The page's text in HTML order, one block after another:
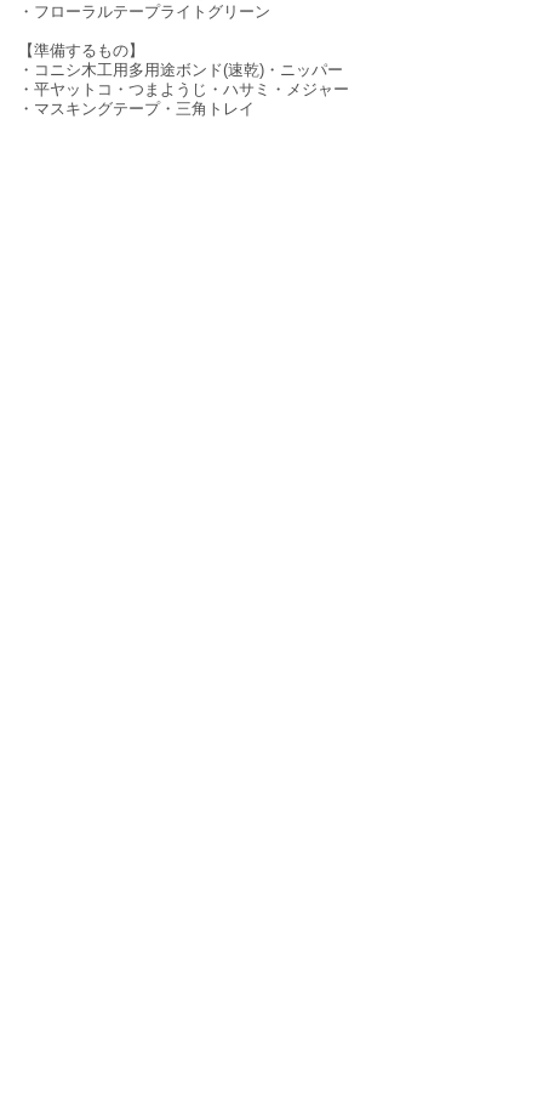
・フローラルテープライトグリーン
【準備するもの】
・コニシ木工用多用途ボンド(速乾)・ニッパー
・平ヤットコ・つまようじ・ハサミ・メジャー
・マスキングテープ・三角トレイ